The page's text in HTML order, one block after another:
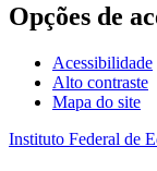
Opções de
Acessibilidade
Alto contraste
Mapa do site
Instituto Federal de